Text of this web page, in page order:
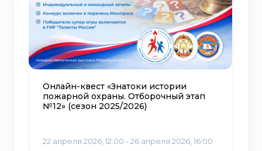
Онлайн-квест «Знатоки истории
пожарной охраны. Отборочный этап
№12» (сезон 2025/2026)
22 апреля 2026, 12:00 - 26 апреля 2026, 16:00